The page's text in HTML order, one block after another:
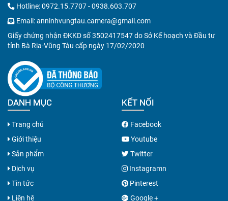
Hotline:0972.15.7707-0938.603.707
Email:anninhvungtau.camera@gmail.com
Giấy chứng nhận ĐKKD số 3502417547 do Sở Kế hoạch và Đầu tư
tỉnh Bà Rịa-Vũng Tàu cấp ngày 17/02/2020
DANH MỤC
Trang chủ
Giới thiệu
Sản phẩm
Dịch vụ
Tin tức
Liên hệ
KẾT NỐI
Facebook
Youtube
Twitter
Instagramn
Pinterest
Google +